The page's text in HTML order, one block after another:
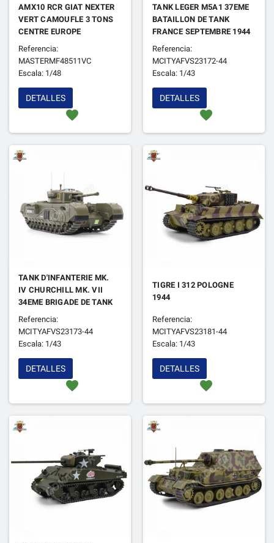
AMX10 RCR GIAT NEXTER
VERT CAMOUFLE 3 TONS
CENTRE EUROPE
Referencia:
MASTERMF48511VC
Escala: 1/48
favorite
DETALLES
TANK LEGER M5A1 37EME
BATAILLON DE TANK
FRANCE SEPTEMBRE 1944
Referencia:
MCITYAFVS23172-44
Escala: 1/43
favorite
DETALLES
TANK D'INFANTERIE MK.
IV CHURCHILL MK. VII
34EME BRIGADE DE TANK
FRANCE JUILLET 1944
Referencia:
MCITYAFVS23173-44
Escala: 1/43
favorite
DETALLES
TIGRE I 312 POLOGNE
1944
Referencia:
MCITYAFVS23181-44
Escala: 1/43
favorite
DETALLES